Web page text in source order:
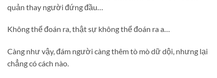
quản thay người đứng đầu…
Không thể đoán ra, thật sự không thể đoán ra a…
Càng như vậy, đám người càng thêm tò mò dữ dội, nhưng lại
chẳng có cách nào.